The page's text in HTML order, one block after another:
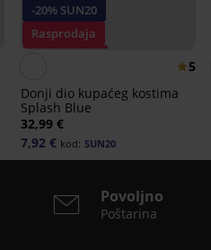
-20% SUN20
Rasprodaja
5
Donji dio kupaćeg kostima
Splash Blue
32,99 €
7,92 € kod: SUN20
Povoljno
Poštarina